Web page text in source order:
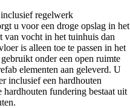
regelwerk
u voor een droge opslag in het
vocht in het tuinhuis dan
is alleen toe te passen in het
onder een open ruimte
elementen aan geleverd. U
inclusief een hardhouten
fundering bestaat uit